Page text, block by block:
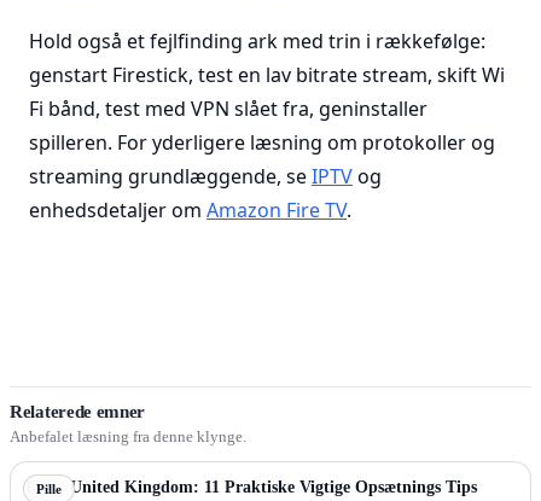
Hold også et fejlfinding ark med trin i rækkefølge:
genstart Firestick, test en lav bitrate stream, skift Wi
Fi bånd, test med VPN slået fra, geninstaller
spilleren. For yderligere læsning om protokoller og
streaming grundlæggende, seIPTVog
enhedsdetaljer om Amazon Fire TV.
Relaterede emner
Anbefalet læsning fra denne klynge.
Pille
IPTV United Kingdom: 11 Praktiske Vigtige Opsætnings Tips